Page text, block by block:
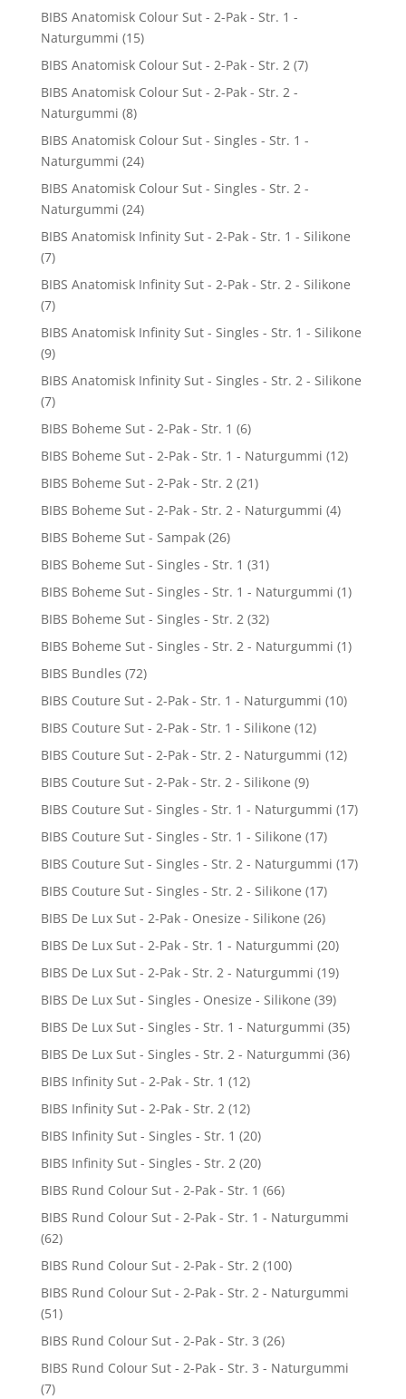
BIBS Anatomisk Colour Sut - 2-Pak - Str. 1 -
Naturgummi (15)
BIBS Anatomisk Colour Sut - 2-Pak - Str. 2 (7)
BIBS Anatomisk Colour Sut - 2-Pak - Str. 2 -
Naturgummi (8)
BIBS Anatomisk Colour Sut - Singles - Str. 1 -
Naturgummi (24)
BIBS Anatomisk Colour Sut - Singles - Str. 2 -
Naturgummi (24)
BIBS Anatomisk Infinity Sut - 2-Pak - Str. 1 - Silikone
(7)
BIBS Anatomisk Infinity Sut - 2-Pak - Str. 2 - Silikone
(7)
BIBS Anatomisk Infinity Sut - Singles - Str. 1 - Silikone
(9)
BIBS Anatomisk Infinity Sut - Singles - Str. 2 - Silikone
(7)
BIBS Boheme Sut - 2-Pak - Str. 1 (6)
BIBS Boheme Sut - 2-Pak - Str. 1 - Naturgummi (12)
BIBS Boheme Sut - 2-Pak - Str. 2 (21)
BIBS Boheme Sut - 2-Pak - Str. 2 - Naturgummi (4)
BIBS Boheme Sut - Sampak (26)
BIBS Boheme Sut - Singles - Str. 1 (31)
BIBS Boheme Sut - Singles - Str. 1 - Naturgummi (1)
BIBS Boheme Sut - Singles - Str. 2 (32)
BIBS Boheme Sut - Singles - Str. 2 - Naturgummi (1)
BIBS Bundles (72)
BIBS Couture Sut - 2-Pak - Str. 1 - Naturgummi (10)
BIBS Couture Sut - 2-Pak - Str. 1 - Silikone (12)
BIBS Couture Sut - 2-Pak - Str. 2 - Naturgummi (12)
BIBS Couture Sut - 2-Pak - Str. 2 - Silikone (9)
BIBS Couture Sut - Singles - Str. 1 - Naturgummi (17)
BIBS Couture Sut - Singles - Str. 1 - Silikone (17)
BIBS Couture Sut - Singles - Str. 2 - Naturgummi (17)
BIBS Couture Sut - Singles - Str. 2 - Silikone (17)
BIBS De Lux Sut - 2-Pak - Onesize - Silikone (26)
BIBS De Lux Sut - 2-Pak - Str. 1 - Naturgummi (20)
BIBS De Lux Sut - 2-Pak - Str. 2 - Naturgummi (19)
BIBS De Lux Sut - Singles - Onesize - Silikone (39)
BIBS De Lux Sut - Singles - Str. 1 - Naturgummi (35)
BIBS De Lux Sut - Singles - Str. 2 - Naturgummi (36)
BIBS Infinity Sut - 2-Pak - Str. 1 (12)
BIBS Infinity Sut - 2-Pak - Str. 2 (12)
BIBS Infinity Sut - Singles - Str. 1 (20)
BIBS Infinity Sut - Singles - Str. 2 (20)
BIBS Rund Colour Sut - 2-Pak - Str. 1 (66)
BIBS Rund Colour Sut - 2-Pak - Str. 1 - Naturgummi
(62)
BIBS Rund Colour Sut - 2-Pak - Str. 2 (100)
BIBS Rund Colour Sut - 2-Pak - Str. 2 - Naturgummi
(51)
BIBS Rund Colour Sut - 2-Pak - Str. 3 (26)
BIBS Rund Colour Sut - 2-Pak - Str. 3 - Naturgummi
(7)